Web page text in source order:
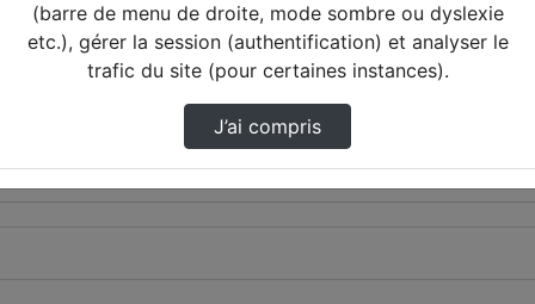
(barre de menu de droite, mode sombre ou dyslexie
etc.), gérer la session (authentification) et analyser le
trafic du site (pour certaines instances).
J’ai compris